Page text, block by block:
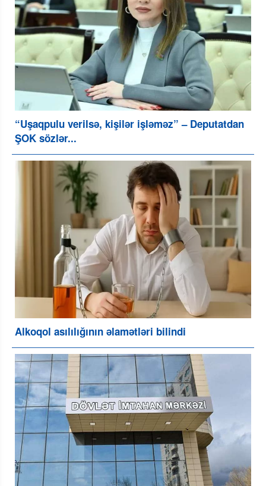
“Uşaqpulu verilsə, kişilər işləməz” – Deputatdan
ŞOK sözlər...
Alkoqol asılılığının əlamətləri bilindi